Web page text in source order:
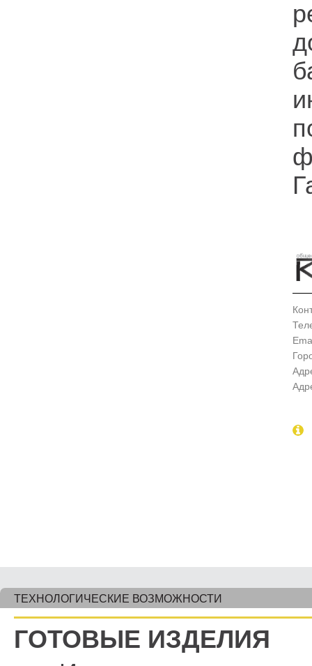
ТЕХНОЛОГИЧЕСКИЕ ВОЗМОЖНОСТИ
ГОТОВЫЕ ИЗДЕЛИЯ